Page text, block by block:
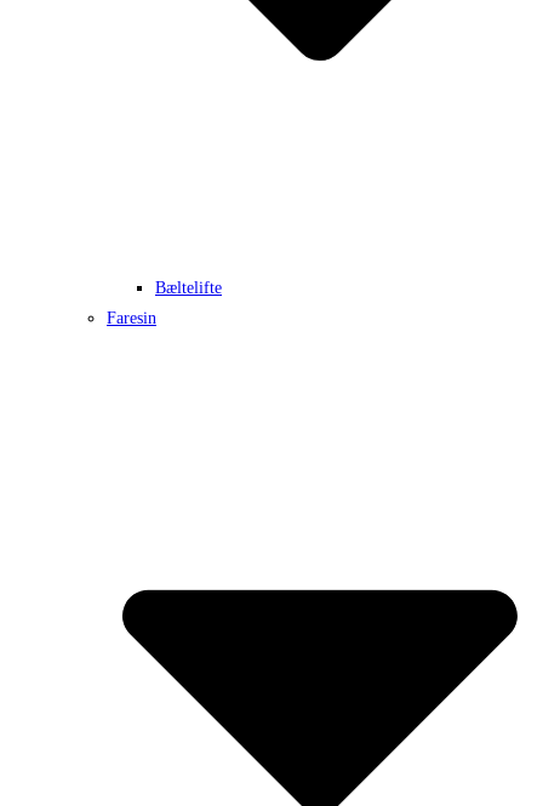
Bæltelifte
Faresin